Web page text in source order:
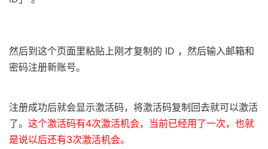
然后到这个页面里粘贴上刚才复制的 ID ，然后输入邮箱和
密码注册新账号。
注册成功后就会显示激活码，将激活码复制回去就可以激活
了。 这个激活码有4次激活机会，当前已经用了一次，也就
是说以后还有3次激活机会。